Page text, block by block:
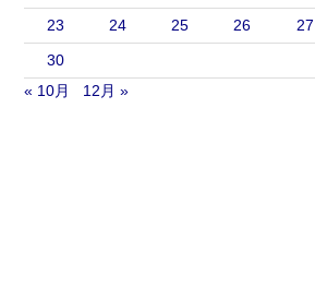
23
24 25 26 27
30
« 10月
12月 »